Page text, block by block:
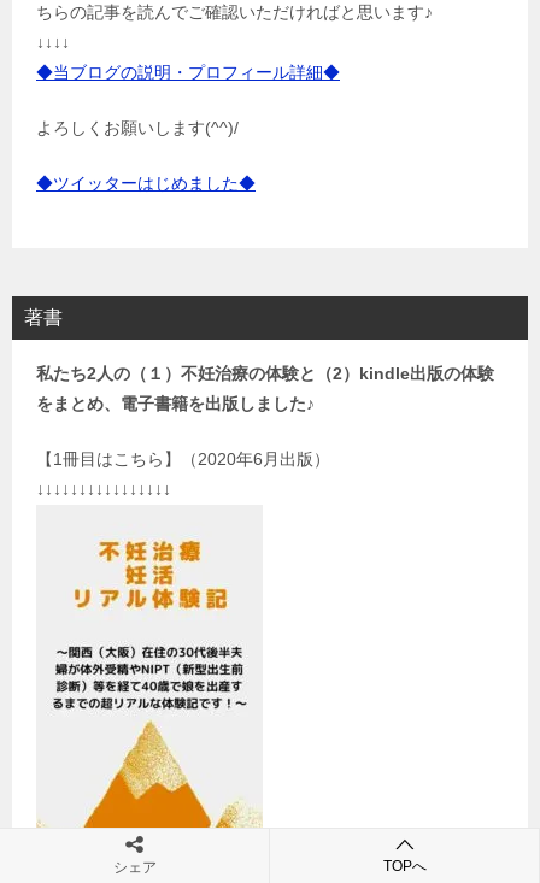
ちらの記事を読んでご確認いただければと思います♪
↓↓↓↓
◆当ブログの説明・プロフィール詳細◆
よろしくお願いします(^^)/
◆ツイッターはじめました◆
著書
私たち2人の（１）不妊治療の体験と（2）kindle出版の体験
をまとめ、電子書籍を出版しました♪
【1冊目はこちら】（2020年6月出版）
↓↓↓↓↓↓↓↓↓↓↓↓↓↓↓↓
シェア TOPへ